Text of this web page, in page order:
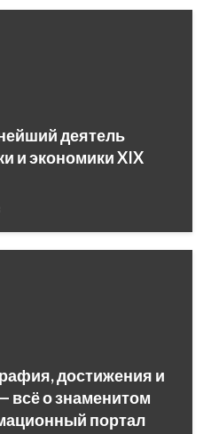
деятель
и экономики XIX
достижения и
всё о знаменитом
портал